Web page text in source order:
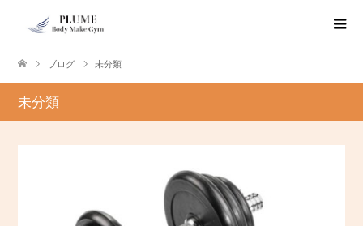
ブログ 未分類
未分類